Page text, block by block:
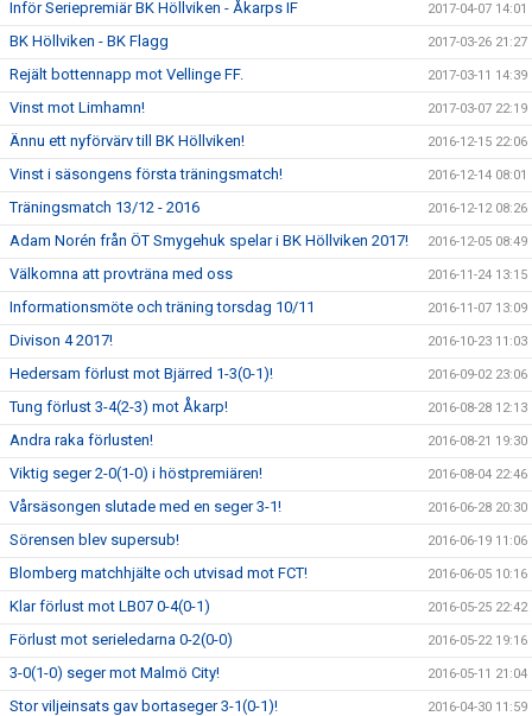
Inför Seriepremiär BK Höllviken - Åkarps IF 2017-04-07 14:01
BK Höllviken - BK Flagg 2017-03-26 21:27
Rejält bottennapp mot Vellinge FF. 2017-03-11 14:39
Vinst mot Limhamn! 2017-03-07 22:19
Ännu ett nyförvärv till BK Höllviken! 2016-12-15 22:06
Vinst i säsongens första träningsmatch! 2016-12-14 08:01
Träningsmatch 13/12 - 2016 2016-12-12 08:26
Adam Norén från ÖT Smygehuk spelar i BK Höllviken 2017! 2016-12-05 08:49
Välkomna att provträna med oss 2016-11-24 13:15
Informationsmöte och träning torsdag 10/11 2016-11-07 13:09
Divison 4 2017! 2016-10-23 11:03
Hedersam förlust mot Bjärred 1-3(0-1)! 2016-09-02 23:06
Tung förlust 3-4(2-3) mot Åkarp! 2016-08-28 12:13
Andra raka förlusten! 2016-08-21 19:30
Viktig seger 2-0(1-0) i höstpremiären! 2016-08-04 22:46
Vårsäsongen slutade med en seger 3-1! 2016-06-28 20:30
Sörensen blev supersub! 2016-06-19 11:06
Blomberg matchhjälte och utvisad mot FCT! 2016-06-05 10:16
Klar förlust mot LB07 0-4(0-1) 2016-05-25 22:42
Förlust mot serieledarna 0-2(0-0) 2016-05-22 19:16
3-0(1-0) seger mot Malmö City! 2016-05-11 21:04
Stor viljeinsats gav bortaseger 3-1(0-1)! 2016-04-30 11:59